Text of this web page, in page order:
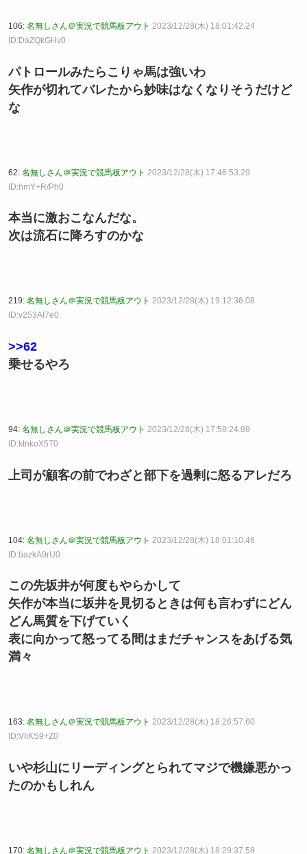
106: 名無しさん＠実況で競馬板アウト 2023/12/28(木) 18:01:42.24
ID:DaZQkGHv0
パトロールみたらこりゃ馬は強いわ
矢作が切れてバレたから妙味はなくなりそうだけど
な
62: 名無しさん＠実況で競馬板アウト 2023/12/28(木) 17:46:53.29
ID:hmY+R/Ph0
本当に激おこなんだな。
次は流石に降ろすのかな
219: 名無しさん＠実況で競馬板アウト 2023/12/28(木) 19:12:36.08
ID:v253AI7e0
>>62
乗せるやろ
94: 名無しさん＠実況で競馬板アウト 2023/12/28(木) 17:58:24.89
ID:ktnkoX5T0
上司が顧客の前でわざと部下を過剰に怒るアレだろ
104: 名無しさん＠実況で競馬板アウト 2023/12/28(木) 18:01:10.46
ID:bazkA9rU0
この先坂井が何度もやらかして
矢作が本当に坂井を見切るときは何も言わずにどん
どん馬質を下げていく
表に向かって怒ってる間はまだチャンスをあげる気
満々
163: 名無しさん＠実況で競馬板アウト 2023/12/28(木) 18:26:57.60
ID:VIiKS9+Z0
いや杉山にリーディングとられてマジで機嫌悪かっ
たのかもしれん
170: 名無しさん＠実況で競馬板アウト 2023/12/28(木) 18:29:37.58